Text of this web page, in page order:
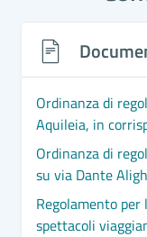
Ordinanza di
Aquileia, in
10° vicolo
Ordinanza di
su via Dante
istituzione di n. 5
velocipedi a due
Regolamento
spettacoli